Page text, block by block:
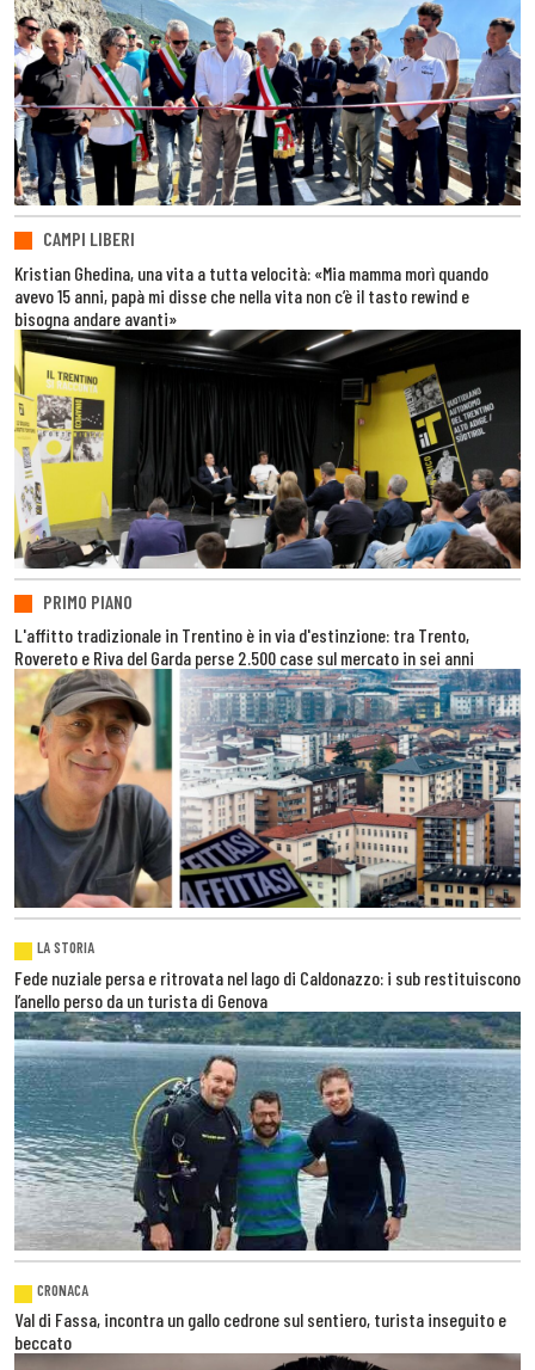
CAMPI LIBERI
Kristian Ghedina, una vita a tutta velocità: «Mia mamma morì quando
avevo 15 anni, papà mi disse che nella vita non c’è il tasto rewind e
bisogna andare avanti»
PRIMO PIANO
L'affitto tradizionale in Trentino è in via d'estinzione: tra Trento,
Rovereto e Riva del Garda perse 2.500 case sul mercato in sei anni
LA STORIA
Fede nuziale persa e ritrovata nel lago di Caldonazzo: i sub restituiscono
l’anello perso da un turista di Genova
CRONACA
Val di Fassa, incontra un gallo cedrone sul sentiero, turista inseguito e
beccato